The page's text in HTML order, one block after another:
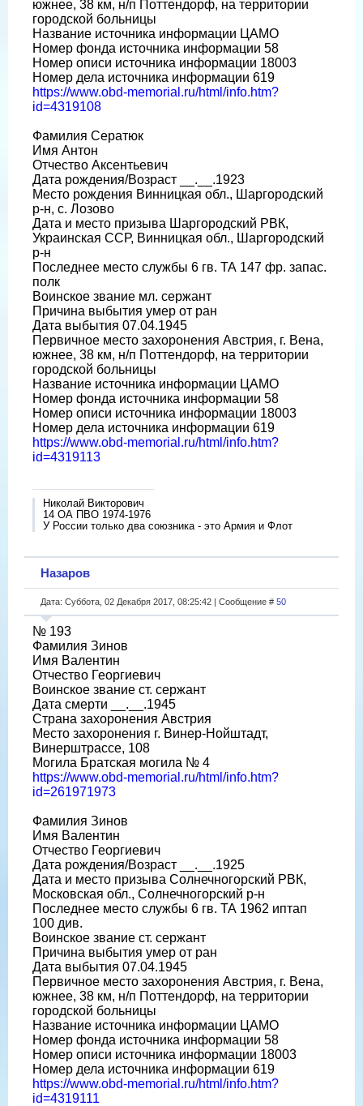
южнее, 38 км, н/п Поттендорф, на территории
городской больницы
Название источника информации ЦАМО
Номер фонда источника информации 58
Номер описи источника информации 18003
Номер дела источника информации 619
https://www.obd-memorial.ru/html/info.htm?
id=4319108
Фамилия Сератюк
Имя Антон
Отчество Аксентьевич
Дата рождения/Возраст __.__.1923
Место рождения Винницкая обл., Шаргородский
р-н, с. Лозово
Дата и место призыва Шаргородский РВК,
Украинская ССР, Винницкая обл., Шаргородский
р-н
Последнее место службы 6 гв. ТА 147 фр. запас.
полк
Воинское звание мл. сержант
Причина выбытия умер от ран
Дата выбытия 07.04.1945
Первичное место захоронения Австрия, г. Вена,
южнее, 38 км, н/п Поттендорф, на территории
городской больницы
Название источника информации ЦАМО
Номер фонда источника информации 58
Номер описи источника информации 18003
Номер дела источника информации 619
https://www.obd-memorial.ru/html/info.htm?
id=4319113
Николай Викторович
14 ОА ПВО 1974-1976
У России только два союзника - это Армия и Флот
Назаров
Дата: Суббота, 02 Декабря 2017, 08:25:42 | Сообщение # 50
№ 193
Фамилия Зинов
Имя Валентин
Отчество Георгиевич
Воинское звание ст. сержант
Дата смерти __.__.1945
Страна захоронения Австрия
Место захоронения г. Винер-Нойштадт,
Винерштрассе, 108
Могила Братская могила № 4
https://www.obd-memorial.ru/html/info.htm?
id=261971973
Фамилия Зинов
Имя Валентин
Отчество Георгиевич
Дата рождения/Возраст __.__.1925
Дата и место призыва Солнечногорский РВК,
Московская обл., Солнечногорский р-н
Последнее место службы 6 гв. ТА 1962 иптап
100 див.
Воинское звание ст. сержант
Причина выбытия умер от ран
Дата выбытия 07.04.1945
Первичное место захоронения Австрия, г. Вена,
южнее, 38 км, н/п Поттендорф, на территории
городской больницы
Название источника информации ЦАМО
Номер фонда источника информации 58
Номер описи источника информации 18003
Номер дела источника информации 619
https://www.obd-memorial.ru/html/info.htm?
id=4319111